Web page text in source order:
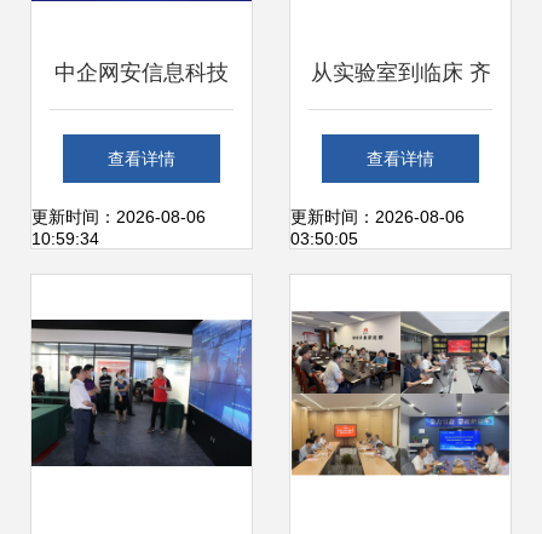
中企网安信息科技
华企盾防火墙智慧
管理数字化系统概
前沿
查看详情
更新时间：2026-08-06
10:59:34
从实验室到临床 齐
鲁制药伊鲁阿克片
获批背后的网络科
查看详情
更新时间：2026-08-06
03:50:05